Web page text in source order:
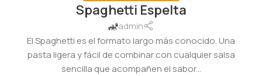
Spaghetti Espelta
admin
El Spaghetti es el formato largo más conocido. Una
pasta ligera y fácil de combinar con cualquier salsa
sencilla que acompañen el sabor...